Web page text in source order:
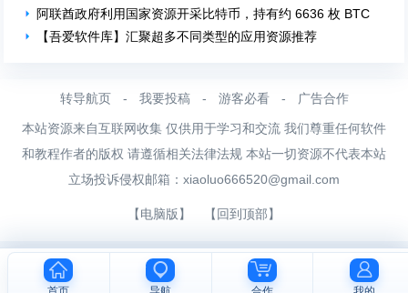
阿联酋政府利用国家资源开采比特币，持有约 6636 枚 BTC
【吾爱软件库】汇聚超多不同类型的应用资源推荐
转导航页 - 我要投稿 - 游客必看 - 广告合作
本站资源来自互联网收集 仅供用于学习和交流 我们尊重任何软件
和教程作者的版权 请遵循相关法律法规 本站一切资源不代表本站
立场投诉侵权邮箱： xiaoluo666520@gmail.com
【电脑版】 【回到顶部】